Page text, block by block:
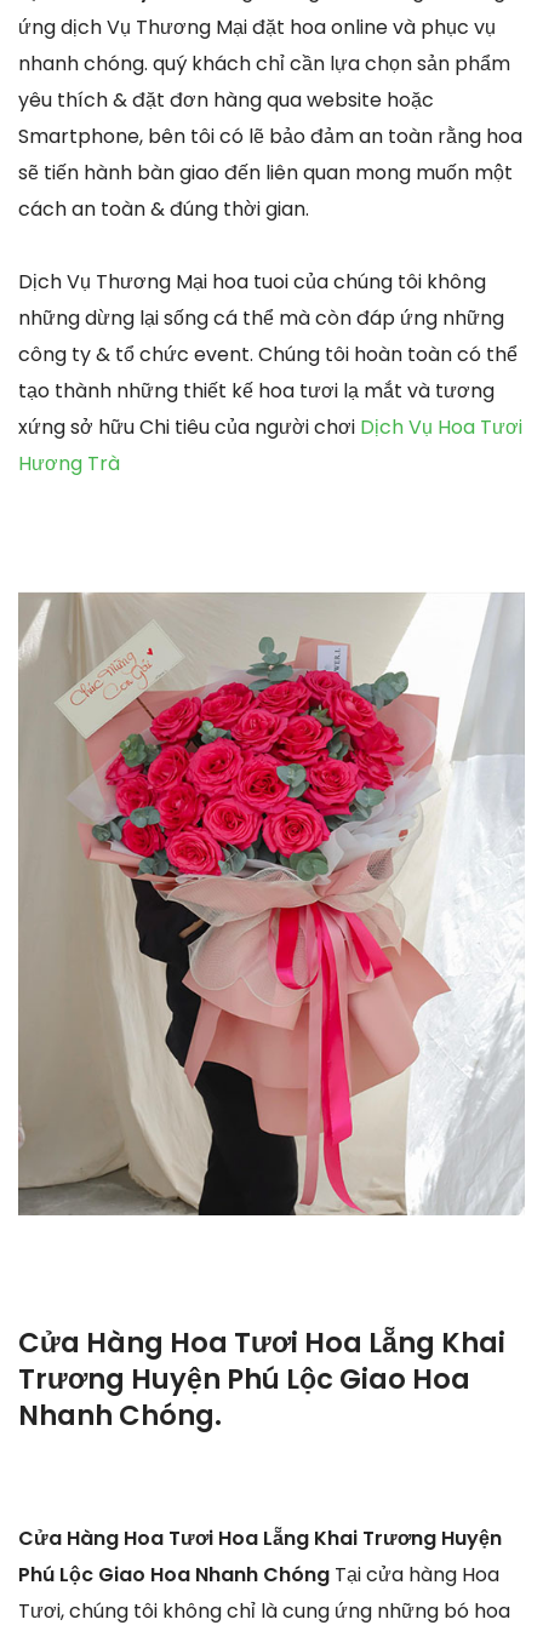
ứng dịch Vụ Thương Mại đặt hoa online và phục vụ
nhanh chóng. quý khách chỉ cần lựa chọn sản phẩm
yêu thích & đặt đơn hàng qua website hoặc
Smartphone, bên tôi có lẽ bảo đảm an toàn rằng hoa
sẽ tiến hành bàn giao đến liên quan mong muốn một
cách an toàn & đúng thời gian.
Dịch Vụ Thương Mại hoa tuoi của chúng tôi không
những dừng lại sống cá thể mà còn đáp ứng những
công ty & tổ chức event. Chúng tôi hoàn toàn có thể
tạo thành những thiết kế hoa tươi lạ mắt và tương
xứng sở hữu Chi tiêu của người chơi Dịch Vụ Hoa Tươi
Hương Trà
Cửa Hàng Hoa Tươi Hoa Lẵng Khai
Trương Huyện Phú Lộc Giao Hoa
Nhanh Chóng.
Cửa Hàng Hoa Tươi Hoa Lẵng Khai Trương Huyện
Phú Lộc Giao Hoa Nhanh Chóng Tại cửa hàng Hoa
Tươi, chúng tôi không chỉ là cung ứng những bó hoa